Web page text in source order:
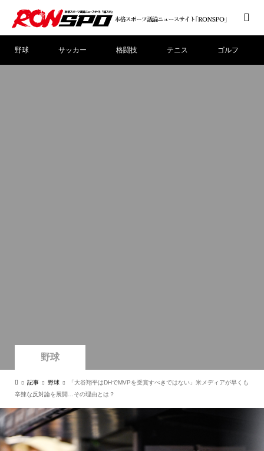
野球 サッカー 格闘技 テニス ゴルフ
野球
記事 野球
「大谷翔平はDHでMVPを受賞すべきではない」米メディアが早くも
辛辣な反対論を展開…その理由とは？